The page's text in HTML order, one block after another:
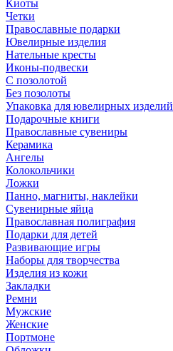
Киоты
Четки
Православные подарки
Ювелирные изделия
Нательные кресты
Иконы-подвески
С позолотой
Без позолоты
Упаковка для ювелирных изделий
Подарочные книги
Православные сувениры
Керамика
Ангелы
Колокольчики
Ложки
Панно, магниты, наклейки
Сувенирные яйца
Православная полиграфия
Подарки для детей
Развивающие игры
Наборы для творчества
Изделия из кожи
Закладки
Ремни
Мужские
Женские
Портмоне